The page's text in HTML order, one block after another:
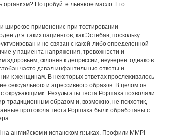
организм? Попробуйте льняное масло . Его
широкое применение при тестировании
для таких пациентов, как Эстебан, поскольку
и не связан с какой-либо определенной
у пациента напряжения, тревожности и
склонен к депрессии, неуверен, однако в
часто давал инфантильные ответы и
к женщинам. В некоторых ответах прослеживалось
сексуального и агрессивного образов. В целом он
окружающими. Результаты теста Роршаха позволяли
традиционным образом и, возможно, не психотик,
протокола теста Роршаха были обработаны с
английском и испанском языках. Профили MMPI